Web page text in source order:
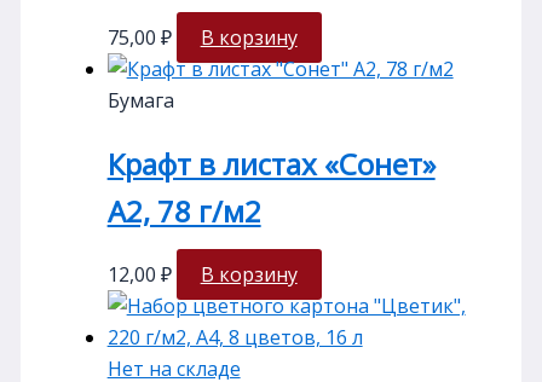
75,00 ₽ В корзину
Бумага
Крафт в листах «Сонет»
А2, 78 г/м2
12,00 ₽ В корзину
Нет на складе